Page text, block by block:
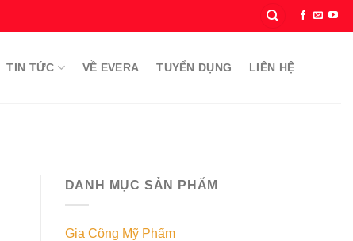
TIN TỨC VỀ EVERA TUYỂN DỤNG LIÊN HỆ
DANH MỤC SẢN PHẨM
Gia Công Mỹ Phẩm